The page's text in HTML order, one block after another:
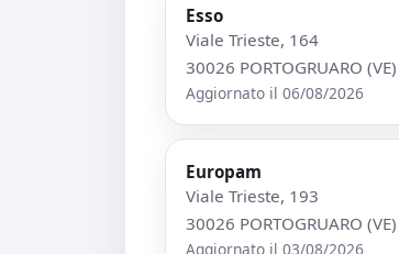
Esso
Viale Trieste, 164
30026 PORTOGRUARO (VE)
Aggiornato il 06/08/2026
Europam
Viale Trieste, 193
30026 PORTOGRUARO (VE)
Aggiornato il 03/08/2026